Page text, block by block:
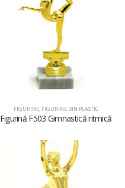
FIGURINE, FIGURINE DIN PLASTIC
Figurină F503 Gimnastică ritmică